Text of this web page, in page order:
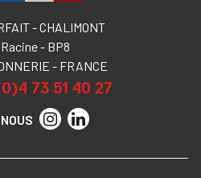
- CHALIMONT
- BP8
- FRANCE
73 51 40 27